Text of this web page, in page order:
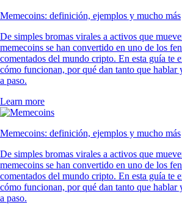
Memecoins: definición, ejemplos y mucho más
De simples bromas virales a activos que
memecoins se han convertido en uno de los
comentados del mundo cripto. En esta guía te
cómo funcionan, por qué dan tanto que hablar
a paso.
Learn more
Memecoins: definición, ejemplos y mucho más
De simples bromas virales a activos que
memecoins se han convertido en uno de los
comentados del mundo cripto. En esta guía te
cómo funcionan, por qué dan tanto que hablar
a paso.